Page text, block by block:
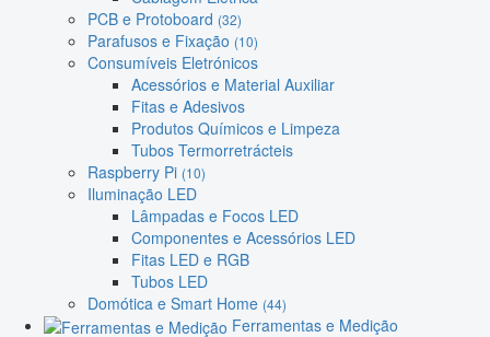
PCB e Protoboard (32)
Parafusos e Fixação (10)
Consumíveis Eletrónicos
Acessórios e Material Auxiliar
Fitas e Adesivos
Produtos Químicos e Limpeza
Tubos Termorretrácteis
Raspberry Pi (10)
Iluminação LED
Lâmpadas e Focos LED
Componentes e Acessórios LED
Fitas LED e RGB
Tubos LED
Domótica e Smart Home (44)
Ferramentas e Medição